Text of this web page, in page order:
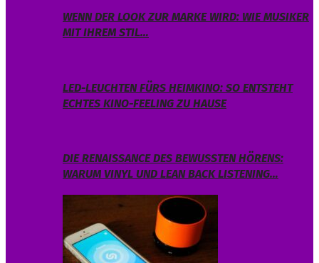
WENN DER LOOK ZUR MARKE WIRD: WIE MUSIKER
MIT IHREM STIL…
LED-LEUCHTEN FÜRS HEIMKINO: SO ENTSTEHT
ECHTES KINO-FEELING ZU HAUSE
DIE RENAISSANCE DES BEWUSSTEN HÖRENS:
WARUM VINYL UND LEAN BACK LISTENING…